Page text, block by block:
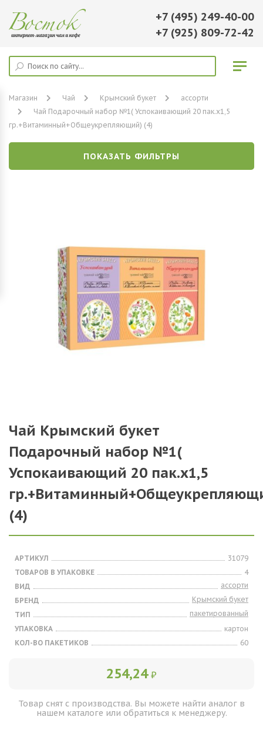
+7 (495) 249-40-00
+7 (925) 809-72-42
Магазин Чай Крымский букет
ассорти
Чай Подарочный набор №1( Успокаивающий 20 пак.х1,5
гр.+Витаминный+Общеукрепляющий) (4)
ПОКАЗАТЬ ФИЛЬТРЫ
Чай Крымский букет
Подарочный набор №1(
Успокаивающий 20 пак.х1,5
(4)
АРТИКУЛ
31079
ТОВАРОВ В УПАКОВКЕ
4
ВИД
ассорти
БРЕНД
Крымский букет
ТИП
пакетированный
УПАКОВКА
картон
КОЛ-ВО ПАКЕТИКОВ
60
254,24 ₽
Товар снят с производства. Вы можете найти аналог в
нашем каталоге или обратиться к менеджеру.